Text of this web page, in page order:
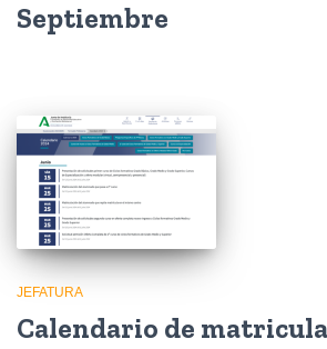
Septiembre
JEFATURA
Calendario de